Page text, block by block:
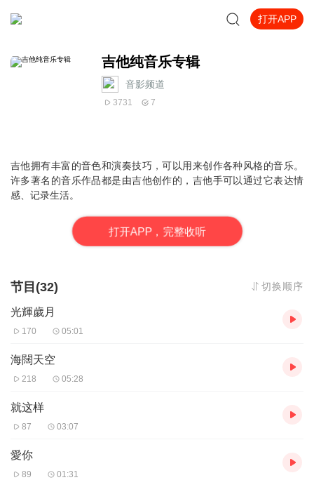
打开APP
吉他纯音乐专辑
音影频道
3731 7
吉他拥有丰富的音色和演奏技巧，可以用来创作各种风格的音乐。
许多著名的音乐作品都是由吉他创作的，吉他手可以通过它表达情
感、记录生活‌。
打开APP，完整收听
节目(32) 切换顺序
光輝歲月
170 05:01
海闊天空
218 05:28
就这样
87 03:07
愛你
89 01:31